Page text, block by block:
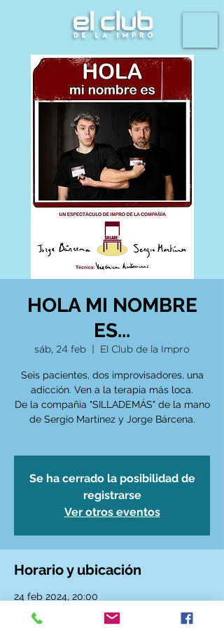
HOLA MI NOMBRE
ES...
sáb, 24 feb El Club de la Impro
Seis pacientes, dos improvisadores, una
adicción. Ven a la terapia más loca.
De la compañia "SILLADEMÁS" de la mano
de Sergio Martínez y Jorge Bárcena.
Se ha cerrado la posibilidad de
registrarse
Ver otros eventos
Horario y ubicación
24 feb 2024, 20:00
El Club de la Impro, Calle de Santa Ana, 6,
28005 Madrid, España